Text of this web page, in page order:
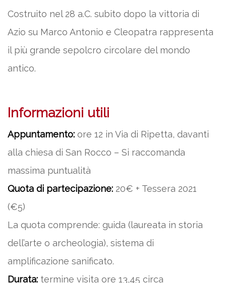
Costruito nel 28 a.C. subito dopo la vittoria di
Azio su Marco Antonio e Cleopatra rappresenta
il più grande sepolcro circolare del mondo
antico.
Informazioni utili
Appuntamento: ore 12 in Via di Ripetta, davanti
alla chiesa di San Rocco – Si raccomanda
massima puntualità
Quota di partecipazione: 20€ + Tessera 2021
(€5)
La quota comprende: guida (laureata in storia
dell’arte o archeologia), sistema di
amplificazione sanificato.
Durata: termine visita ore 13,45 circa